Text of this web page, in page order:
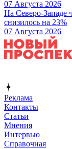
07 Августа 2026
На Северо-Западе
снизилось на 23%
07 Августа 2026
Реклама
Контакты
Статьи
Мнения
Интервью
Справочная